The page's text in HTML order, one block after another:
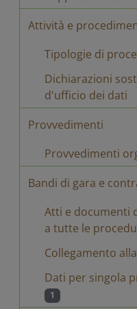
Attività e
Tipologie di
Dichiarazioni
d'ufficio dei dati
Provvedimenti
Provvedimenti
Bandi di gara e
Atti e documenti
a tutte le
Collegamento
Dati per singola
1